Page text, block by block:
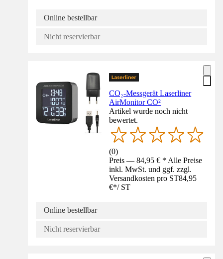
Online bestellbar
Nicht reservierbar
CO₂-Messgerät Laserliner
AirMonitor CO²
Artikel wurde noch nicht
bewertet.
(0)
Preis — 84,95 € * Alle Preise
inkl. MwSt. und ggf. zzgl.
Versandkosten pro ST84,95
€*/ ST
Online bestellbar
Nicht reservierbar